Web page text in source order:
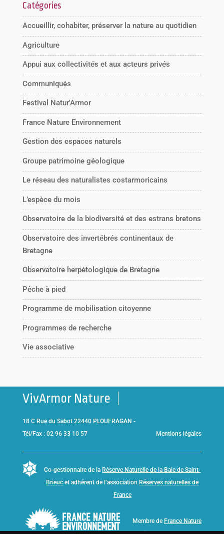
Catégories
Accueillir, cohabiter, préserver la nature au quotidien
Agriculture
Appui aux collectivités et aux acteurs privés
Communiqués
Festival Natur'Armor
France Nature Environnement
Gestion des espaces naturels
Groupe patrimoine géologique
Le réseau des naturalistes costarmoricains
L’espèce du mois
Observatoire de la biodiversité et des estrans bretons
Observatoire des invertébrés continentaux de
Bretagne
Observatoire herpétologique de Bretagne
Pêche à pied
Programme de mobilisation citoyenne
Programmes de recherche
Vie associative
VivArmor Nature
18 C Rue du Sabot 22440 PLOUFRAGAN -
Tél/Fax : 02 96 33 10 57
Mentions légales
Co-gestionnaire de la Réserve Naturelle de la Baie de Saint-
Brieuc et adhérent de l’association Réserves naturelles de
France
Membre de France Nature